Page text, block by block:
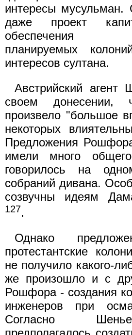
интересы мусульман.
даже проект
обеспечения
планируемых
интересов султана.
Австрийский агент
своем донесении,
произвело "большое
некоторых
Предложения
имели много
говорилось на
собраний дивана.
созвучны идеям
127.
Однако
протестантские
не получило какого-
же произошло и с
Рошфора - создания
инженеров при
Согласно